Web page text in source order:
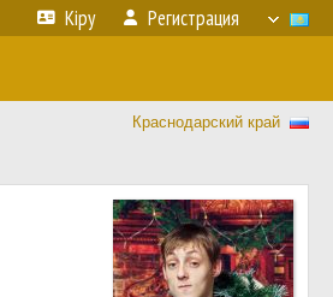
Кіру Регистрация
Краснодарский край